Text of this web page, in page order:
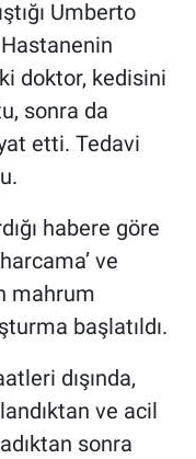
Umberto
doktor, kedisini
sonra da
etti. Tedavi
habere göre
ve
mahrum
başlatıldı.
dışında,
ve acil
sonra